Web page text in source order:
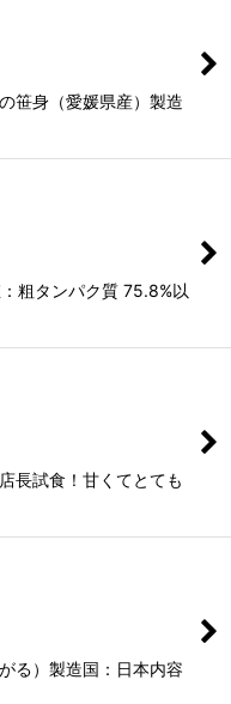
笹身（愛媛県産）製造
粗タンパク質 75.8%以
長試食！甘くてとても
る）製造国：日本内容